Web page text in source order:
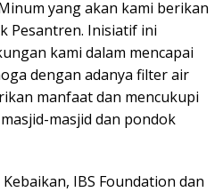
yang akan kami berikan
Pesantren. Inisiatif ini
kami dalam mencapai
dengan adanya filter air
manfaat dan mencukupi
masjid dan pondok
IBS Foundation dan